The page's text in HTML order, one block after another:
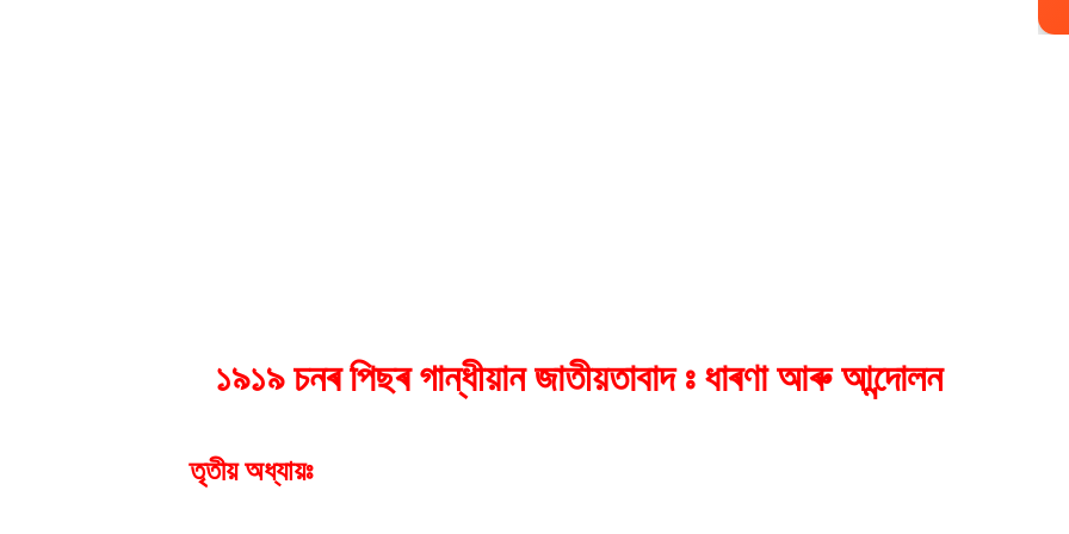
১৯১৯ চনৰ পিছৰ গান্ধীয়ান জাতীয়তাবাদ ঃ ধাৰণা আৰু আন্দোলন
তৃতীয় অধ্যায়ঃ